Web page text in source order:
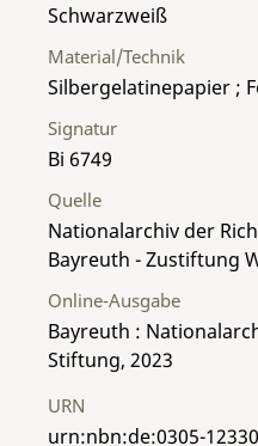
Material/Technik
Silbergelatinepapier ;
Schwarzweiß
Signatur
Bi 6749
Quelle
Nationalarchiv der
Bayreuth - Zustiftung
Online-Ausgabe
Bayreuth :
Stiftung, 2023
URN
urn:nbn:de:0305-